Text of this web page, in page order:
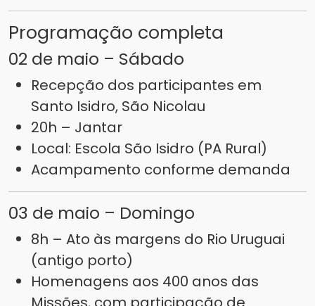
Programação completa
02 de maio – Sábado
Recepção dos participantes em
Santo Isidro, São Nicolau
20h – Jantar
Local: Escola São Isidro (PA Rural)
Acampamento conforme demanda
03 de maio – Domingo
8h – Ato às margens do Rio Uruguai
(antigo porto)
Homenagens aos 400 anos das